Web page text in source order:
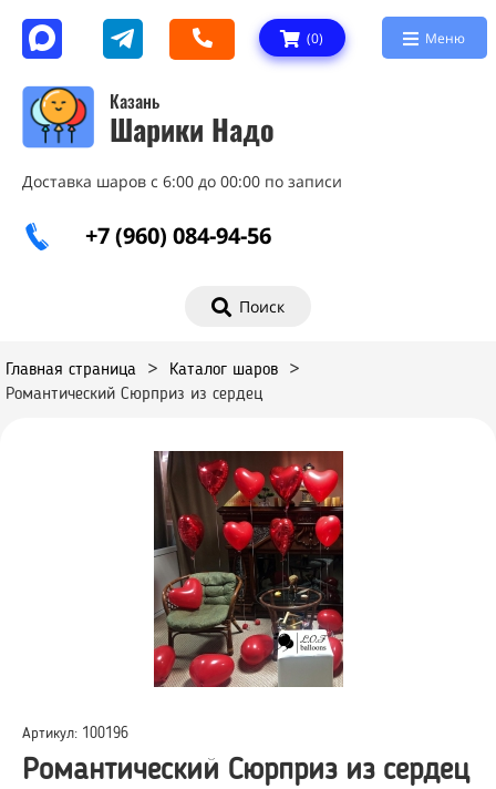
(0) Меню
Казань
Шарики Надо
Доставка шаров с 6:00 до 00:00 по записи
+7 (960) 084-94-56
Поиск
Главная страница > Каталог шаров
>
Романтический Сюрприз из сердец
Артикул: 100196
Романтический Сюрприз из сердец